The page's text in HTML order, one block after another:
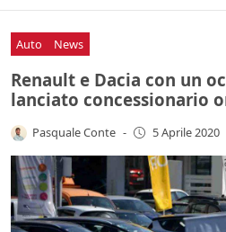
Auto News
Renault e Dacia con un
lanciato concessionario
Pasquale Conte - 5 Aprile 2020